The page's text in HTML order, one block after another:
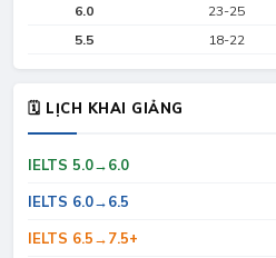
6.0
23-25
5.5
18-22
🗓 LỊCH KHAI GIẢNG
IELTS 5.0→6.0
IELTS 6.0→6.5
IELTS 6.5→7.5+